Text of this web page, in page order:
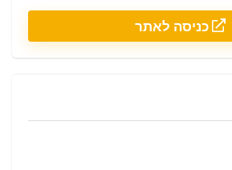
כניסה לאתר